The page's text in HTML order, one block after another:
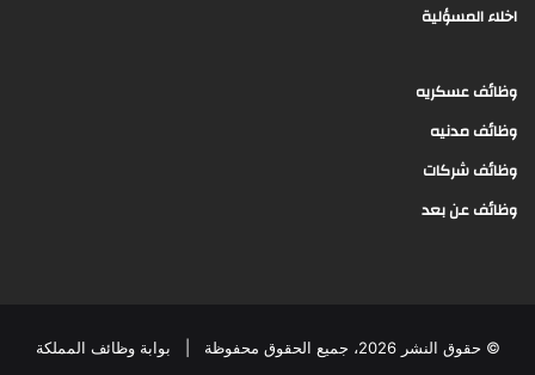
اخلاء المسؤلية
وظائف عسكريه
وظائف مدنيه
وظائف شركات
وظائف عن بعد
© حقوق النشر 2026، جميع الحقوق محفوظة | بوابة وظائف المملكة